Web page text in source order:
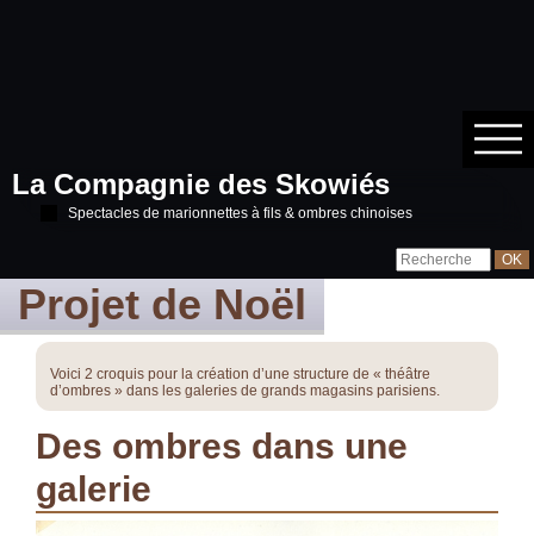
La Compagnie des Skowiés
Spectacles de marionnettes à fils & ombres chinoises
Projet de Noël
Voici 2 croquis pour la création d’une structure de « théâtre
d’ombres » dans les galeries de grands magasins parisiens.
Des ombres dans une
galerie